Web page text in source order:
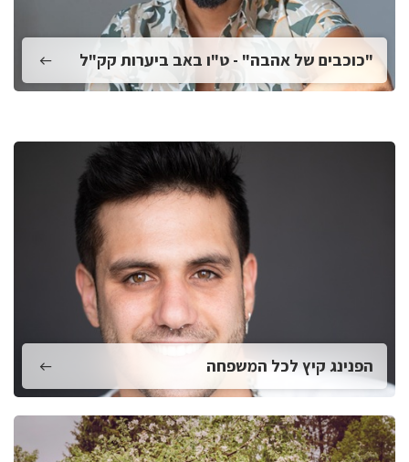
"כוכבים של אהבה" - ט"ו באב ביערות קק"ל
הפנינג קיץ לכל המשפחה